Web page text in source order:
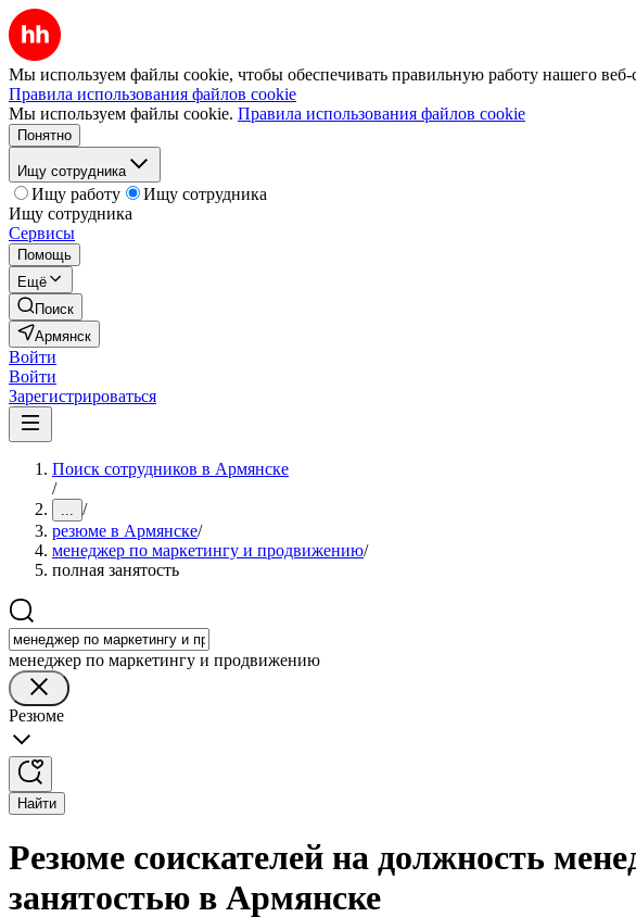
Мы используем файлы cookie, чтобы обеспечивать правильную работу нашего веб-
Правила использования файлов cookie
Мы используем файлы cookie. Правила использования файлов cookie
Понятно
Ищу сотрудника
Ищу работу
Ищу сотрудника
Ищу сотрудника
Сервисы
Помощь
Ещё
Поиск
Армянск
Войти
Войти
Зарегистрироваться
Поиск сотрудников в Армянске
/
... /
резюме в Армянске/
менеджер по маркетингу и продвижению/
полная занятость
менеджер по маркетингу и продвижению
Резюме
Найти
Резюме соискателей на должность
занятостью в Армянске